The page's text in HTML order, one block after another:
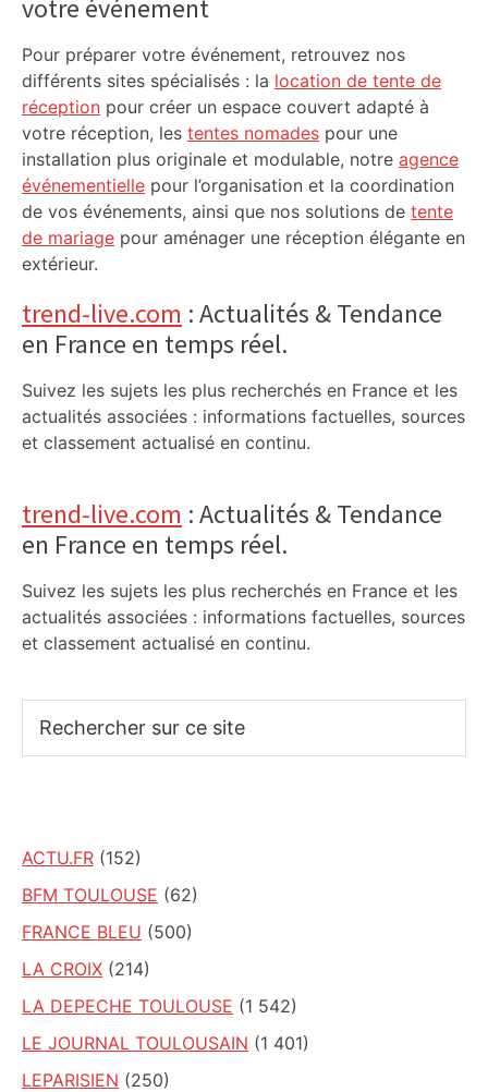
votre événement
Pour préparer votre événement, retrouvez nos
différents sites spécialisés : la location de tente de
réception pour créer un espace couvert adapté à
votre réception, les tentes nomades pour une
installation plus originale et modulable, notre agence
événementielle pour l’organisation et la coordination
de vos événements, ainsi que nos solutions de tente
de mariage pour aménager une réception élégante en
extérieur.
trend-live.com : Actualités & Tendance
en France en temps réel.
Suivez les sujets les plus recherchés en France et les
actualités associées : informations factuelles, sources
et classement actualisé en continu.
trend-live.com : Actualités & Tendance
en France en temps réel.
Suivez les sujets les plus recherchés en France et les
actualités associées : informations factuelles, sources
et classement actualisé en continu.
sur
ACTU.FR (152)
BFM TOULOUSE (62)
FRANCE BLEU (500)
LA CROIX (214)
LA DEPECHE TOULOUSE (1 542)
LE JOURNAL TOULOUSAIN (1 401)
LEPARISIEN (250)